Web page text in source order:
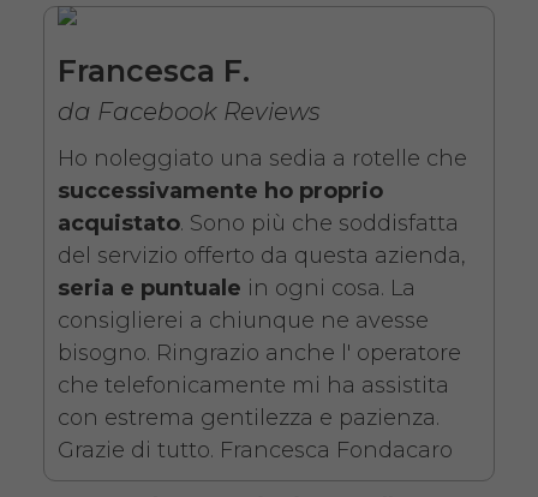
da 76,01€
Noleggio Carrozzina
pieghevole ad autospinta
- Con reggigambe -
Seduta 46 cm
Francesca F.
da Facebook Reviews
Ho noleggiato una sedia a rotelle che
successivamente ho proprio
acquistato. Sono più che soddisfatta
del servizio offerto da questa azienda,
seria e puntuale in ogni cosa. La
consiglierei a chiunque ne avesse
bisogno. Ringrazio anche l' operatore
che telefonicamente mi ha assistita
con estrema gentilezza e pazienza.
Grazie di tutto. Francesca Fondacaro